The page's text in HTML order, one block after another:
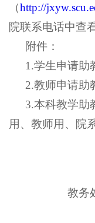
（http://
院联系电话中查
附件：
1.学生申请助
2.教师申请助
3.本科教学助
用、教师用、院
教务